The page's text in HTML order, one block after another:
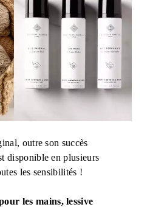
outre son succès
disponible en plusieurs
les sensibilités !
les mains, lessive